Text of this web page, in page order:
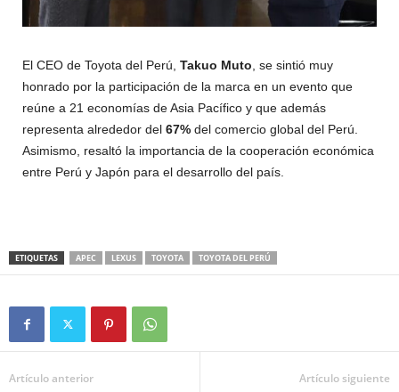
El CEO de Toyota del Perú, Takuo Muto, se sintió muy
honrado por la participación de la marca en un evento que
reúne a 21 economías de Asia Pacífico y que además
representa alrededor del 67% del comercio global del Perú.
Asimismo, resaltó la importancia de la cooperación económica
entre Perú y Japón para el desarrollo del país.
ETIQUETAS APEC LEXUS TOYOTA TOYOTA DEL PERÚ
Artículo anterior Artículo siguiente